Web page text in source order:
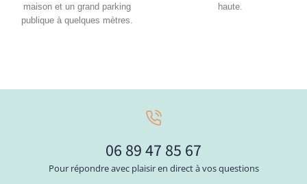
maison et un grand parking
publique à quelques mètres.
haute.
06 89 47 85 67
Pour répondre avec plaisir en direct à vos questions